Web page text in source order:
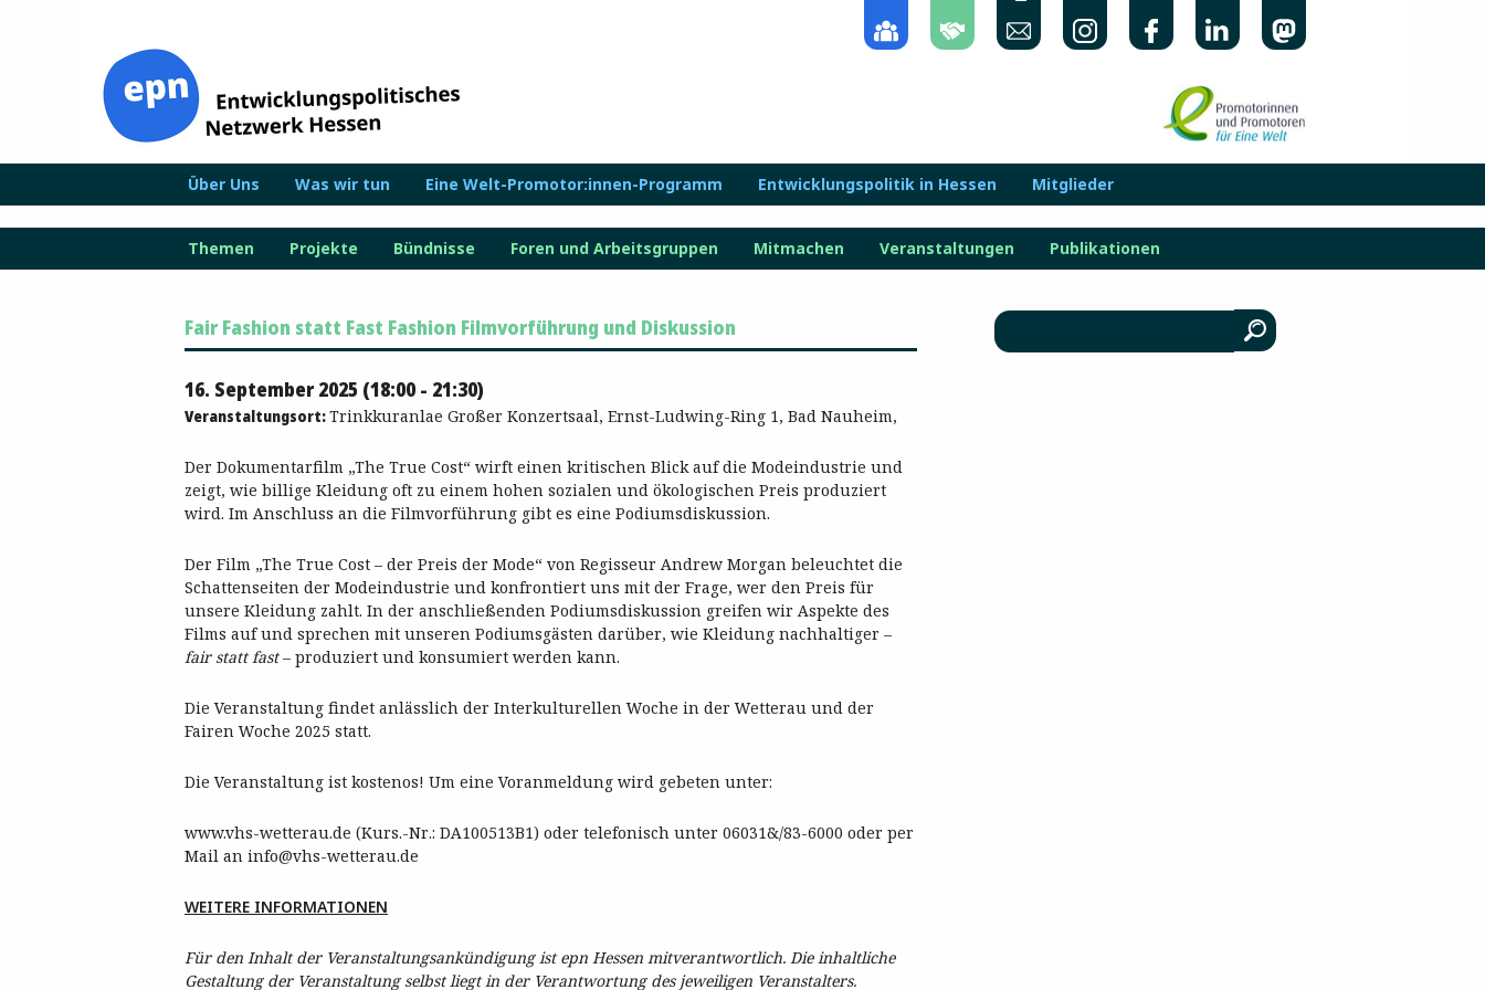
Über Uns Was wir tun Eine Welt-Promotor:innen-Programm Entwicklungspolitik in Hessen Mitglieder
Themen Projekte Bündnisse Foren und Arbeitsgruppen Mitmachen Veranstaltungen Publikationen
Fair Fashion statt Fast Fashion Filmvorführung und Diskussion
16. September 2025 (18:00 - 21:30)
Veranstaltungsort:Trinkkuranlae Großer Konzertsaal, Ernst-Ludwing-Ring 1, Bad Nauheim,
Der Dokumentarfilm „The True Cost“ wirft einen kritischen Blick auf die Modeindustrie und
zeigt, wie billige Kleidung oft zu einem hohen sozialen und ökologischen Preis produziert
wird. Im Anschluss an die Filmvorführung gibt es eine Podiumsdiskussion.
Der Film „The True Cost – der Preis der Mode“ von Regisseur Andrew Morgan beleuchtet die
Schattenseiten der Modeindustrie und konfrontiert uns mit der Frage, wer den Preis für
unsere Kleidung zahlt. In der anschließenden Podiumsdiskussion greifen wir Aspekte des
Films auf und sprechen mit unseren Podiumsgästen darüber, wie Kleidung nachhaltiger –
fair statt fast– produziert und konsumiert werden kann.
Die Veranstaltung findet anlässlich der Interkulturellen Woche in der Wetterau und der
Fairen Woche 2025 statt.
Die Veranstaltung ist kostenos! Um eine Voranmeldung wird gebeten unter:
www.vhs-wetterau.de (Kurs.-Nr.: DA100513B1) oder telefonisch unter 06031&/83-6000 oder per
Mail an info@vhs-wetterau.de
WEITERE INFORMATIONEN
Für den Inhalt der Veranstaltungsankündigung ist epn Hessen mitverantwortlich. Die inhaltliche
Gestaltung der Veranstaltung selbst liegt in der Verantwortung des jeweiligen Veranstalters.